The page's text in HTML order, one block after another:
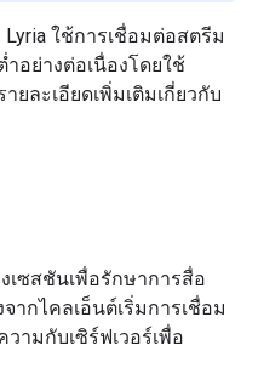
ใช้การเชื่อมต่อสตรีม
อย่างต่อเนื่องโดยใช้
ละเอียดเพิ่มเติมเกี่ยวกับ
เซสชันเพื่อรักษาการสื่อ
ากไคลเอ็นต์เริ่มการเชื่อม
ามกับเซิร์ฟเวอร์เพื่อ